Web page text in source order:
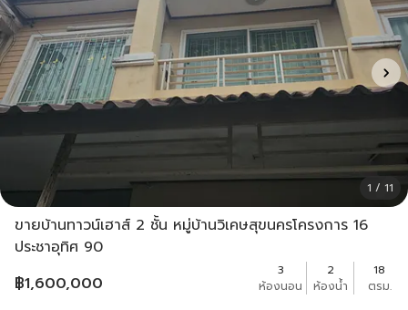
1 / 11
ขายบ้านทาวน์เฮาส์ 2 ชั้น หมู่บ้านวิเคษสุขนครโครงการ 16
ประชาอุทิศ 90
฿1,600,000
3
ห้องนอน
2
ห้องน้ำ
18
ตรม.